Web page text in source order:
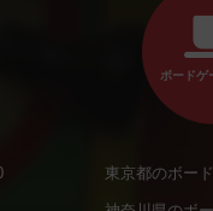
ボードゲ
東京都のボー